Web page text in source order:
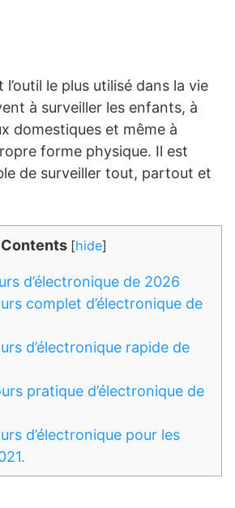
l’outil le plus utilisé dans la vie
à surveiller les enfants, à
domestiques et même à
forme physique. Il est
de surveiller tout, partout et
Contents [hide]
d’électronique de 2026
complet d’électronique de
d’électronique rapide de
pratique d’électronique de
d’électronique pour les